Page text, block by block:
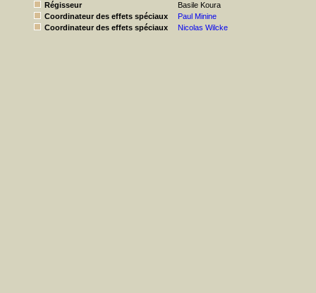
Régisseur
Basile Koura
Coordinateur des effets spéciaux
Paul Minine
Coordinateur des effets spéciaux
Nicolas Wilcke